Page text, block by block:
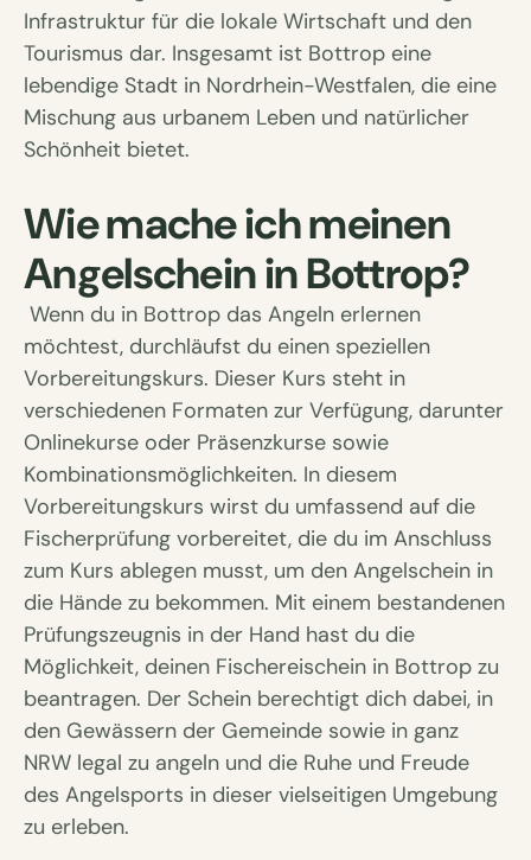
Infrastruktur für die lokale Wirtschaft und den
Tourismus dar. Insgesamt ist Bottrop eine
lebendige Stadt in Nordrhein-Westfalen, die eine
Mischung aus urbanem Leben und natürlicher
Schönheit bietet.
Wie mache ich meinen
Angelschein in Bottrop?
Wenn du in Bottrop das Angeln erlernen
möchtest, durchläufst du einen speziellen
Vorbereitungskurs. Dieser Kurs steht in
verschiedenen Formaten zur Verfügung, darunter
Onlinekurse oder Präsenzkurse sowie
Kombinationsmöglichkeiten. In diesem
Vorbereitungskurs wirst du umfassend auf die
Fischerprüfung vorbereitet, die du im Anschluss
zum Kurs ablegen musst, um den Angelschein in
die Hände zu bekommen. Mit einem bestandenen
Prüfungszeugnis in der Hand hast du die
Möglichkeit, deinen Fischereischein in Bottrop zu
beantragen. Der Schein berechtigt dich dabei, in
den Gewässern der Gemeinde sowie in ganz
NRW legal zu angeln und die Ruhe und Freude
des Angelsports in dieser vielseitigen Umgebung
zu erleben.